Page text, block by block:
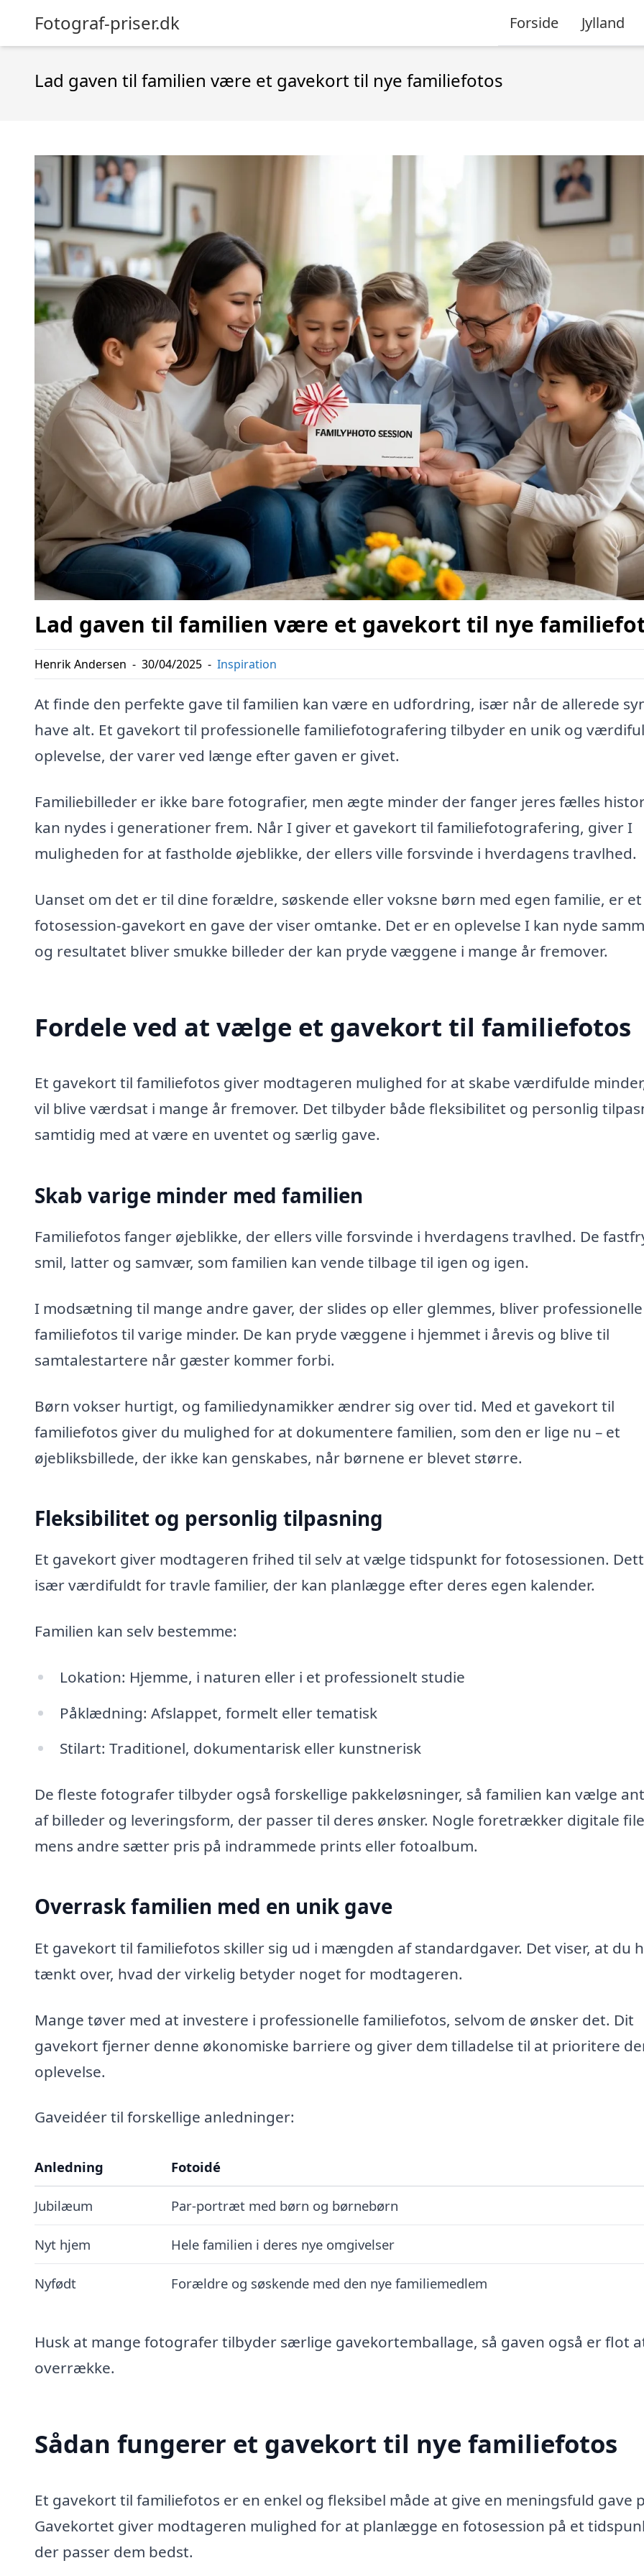
Fotograf-priser.dk Forside Jylland
Lad gaven til familien være et gavekort til nye familiefotos
Lad gaven til familien være et gavekort til nye
Henrik Andersen - 30/04/2025 - Inspiration
At finde den perfekte gave til familien kan være en udfordring, især når de allerede
have alt. Et gavekort til professionelle familiefotografering tilbyder en unik og
oplevelse, der varer ved længe efter gaven er givet.
Familiebilleder er ikke bare fotografier, men ægte minder der fanger jeres fælles
kan nydes i generationer frem. Når I giver et gavekort til familiefotografering, giver I
muligheden for at fastholde øjeblikke, der ellers ville forsvinde i hverdagens travlhed.
Uanset om det er til dine forældre, søskende eller voksne børn med egen familie, er et
fotosession-gavekort en gave der viser omtanke. Det er en oplevelse I kan nyde
og resultatet bliver smukke billeder der kan pryde væggene i mange år fremover.
Fordele ved at vælge et gavekort til familiefotos
Et gavekort til familiefotos giver modtageren mulighed for at skabe værdifulde
vil blive værdsat i mange år fremover. Det tilbyder både fleksibilitet og personlig
samtidig med at være en uventet og særlig gave.
Skab varige minder med familien
Familiefotos fanger øjeblikke, der ellers ville forsvinde i hverdagens travlhed. De
smil, latter og samvær, som familien kan vende tilbage til igen og igen.
I modsætning til mange andre gaver, der slides op eller glemmes, bliver professionelle
familiefotos til varige minder. De kan pryde væggene i hjemmet i årevis og blive til
samtalestartere når gæster kommer forbi.
Børn vokser hurtigt, og familiedynamikker ændrer sig over tid. Med et gavekort til
familiefotos giver du mulighed for at dokumentere familien, som den er lige nu – et
øjebliksbillede, der ikke kan genskabes, når børnene er blevet større.
Fleksibilitet og personlig tilpasning
Et gavekort giver modtageren frihed til selv at vælge tidspunkt for fotosessionen.
især værdifuldt for travle familier, der kan planlægge efter deres egen kalender.
Familien kan selv bestemme:
Lokation: Hjemme, i naturen eller i et professionelt studie
Påklædning: Afslappet, formelt eller tematisk
Stilart: Traditionel, dokumentarisk eller kunstnerisk
De fleste fotografer tilbyder også forskellige pakkeløsninger, så familien kan vælge
af billeder og leveringsform, der passer til deres ønsker. Nogle foretrækker digitale
mens andre sætter pris på indrammede prints eller fotoalbum.
Overrask familien med en unik gave
Et gavekort til familiefotos skiller sig ud i mængden af standardgaver. Det viser, at du
tænkt over, hvad der virkelig betyder noget for modtageren.
Mange tøver med at investere i professionelle familiefotos, selvom de ønsker det. Dit
gavekort fjerner denne økonomiske barriere og giver dem tilladelse til at prioritere
oplevelse.
Gaveidéer til forskellige anledninger:
Anledning Fotoidé
Jubilæum Par-portræt med børn og børnebørn
Nyt hjem Hele familien i deres nye omgivelser
Nyfødt Forældre og søskende med den nye familiemedlem
Husk at mange fotografer tilbyder særlige gavekortemballage, så gaven også er flot
overrække.
Sådan fungerer et gavekort til nye familiefotos
Et gavekort til familiefotos er en enkel og fleksibel måde at give en meningsfuld gave
Gavekortet giver modtageren mulighed for at planlægge en fotosession på et
der passer dem bedst.